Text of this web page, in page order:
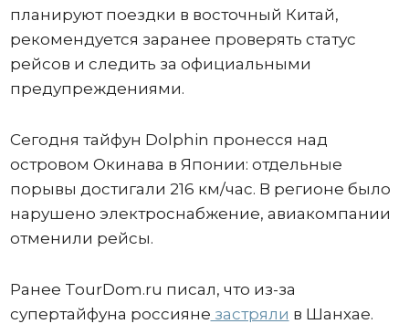
планируют поездки в восточный Китай,
рекомендуется заранее проверять статус
рейсов и следить за официальными
предупреждениями.
Сегодня тайфун Dolphin пронесся над
островом Окинава в Японии: отдельные
порывы достигали 216 км/час. В регионе было
нарушено электроснабжение, авиакомпании
отменили рейсы.
Ранее TourDom.ru писал, что из-за
супертайфуна россияне застряли в Шанхае.